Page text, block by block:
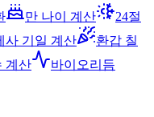
만 나이 계산
24절
사 기일 계산
환갑 칠
계산
바이오리듬